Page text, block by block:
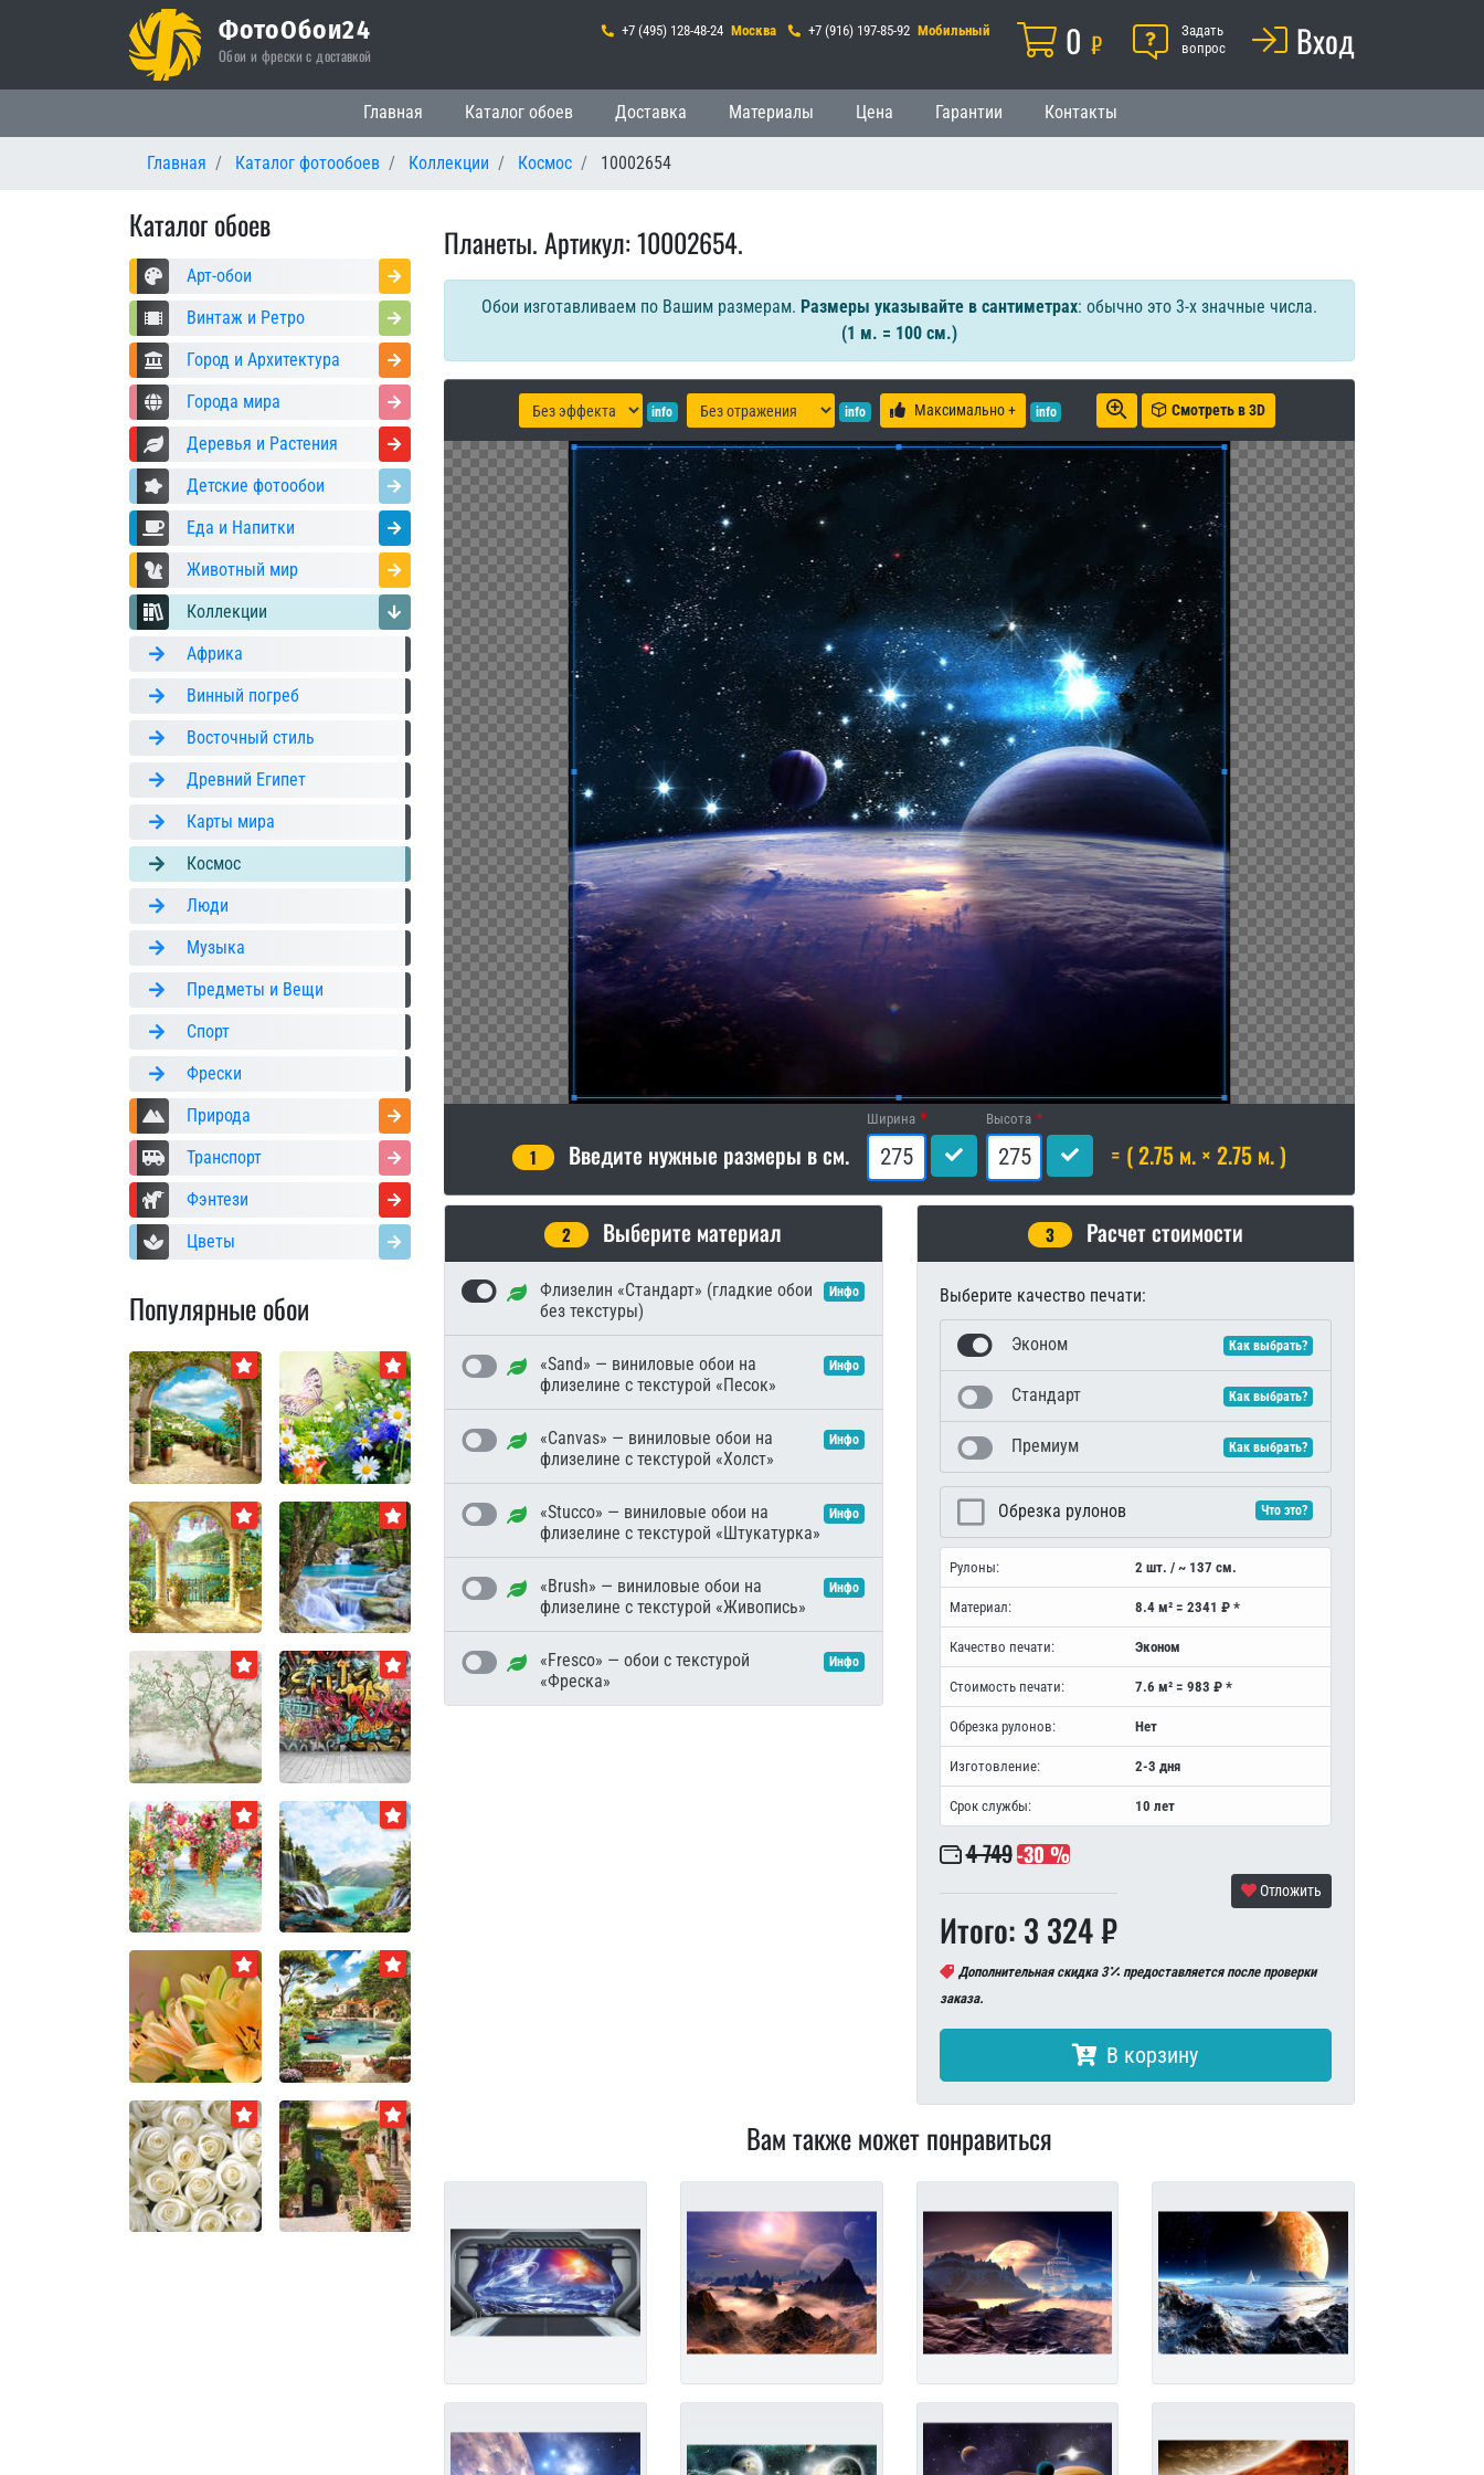
ФотоОбои24
Обои и фрески с доставкой
+7 (495) 128-48-24 Москва +7 (916) 197-85-92 Мобильный Корзина
0 ₽ ПомощьЗадать
вопрос
Вход
Основная навигация
Главная Каталог обоев Доставка Материалы Цена Гарантии Контакты
Главная Каталог фотообоев Коллекции Космос 10002654
Каталог обоев
Арт-обои
Винтаж и Ретро
Город и Архитектура
Города мира
Деревья и Растения
Детские фотообои
Еда и Напитки
Животный мир
Коллекции
Африка
Винный погреб
Восточный стиль
Древний Египет
Карты мира
Космос
Люди
Музыка
Предметы и Вещи
Спорт
Фрески
Природа
Транспорт
Фэнтези
Цветы
Популярные обои
Планеты. Артикул: 10002654.
Обои изготавливаем по Вашим размерам. Размеры указывайте в сантиметрах: обычно это 3-х значные числа.
(1 м. = 100 см.)
info info Максимально + info Смотреть в 3D
1 Введите нужные размеры в см.
Ширина Высота
= ( 2.75 м. × 2.75 м. )
2 Выберите материал
Флизелин «Стандарт» (гладкие обои
без текстуры)
Инфо
«Sand» — виниловые обои на
флизелине с текстурой «Песок»
Инфо
«Canvas» — виниловые обои на
флизелине с текстурой «Холст»
Инфо
«Stucco» — виниловые обои на
флизелине с текстурой «Штукатурка»
Инфо
«Brush» — виниловые обои на
флизелине с текстурой «Живопись»
Инфо
«Fresco» — обои с текстурой
«Фреска»
Инфо
3 Расчет стоимости
Выберите качество печати:
Эконом Как выбрать?
Стандарт Как выбрать?
Премиум Как выбрать?
Обрезка рулонов Что это?
Рулоны: 2 шт. / ~ 137 см.
Материал: 8.4 м² = 2341 ₽ *
Качество печати: Эконом
Стоимость печати: 7.6 м² = 983 ₽ *
Обрезка рулонов: Нет
Изготовление: 2-3 дня
Срок службы: 10 лет
4 749-30 %
Итого: 3 324 ₽
Отложить
Дополнительная скидка 3 предоставляется после проверки
заказа.
В корзину
Вам также может понравиться